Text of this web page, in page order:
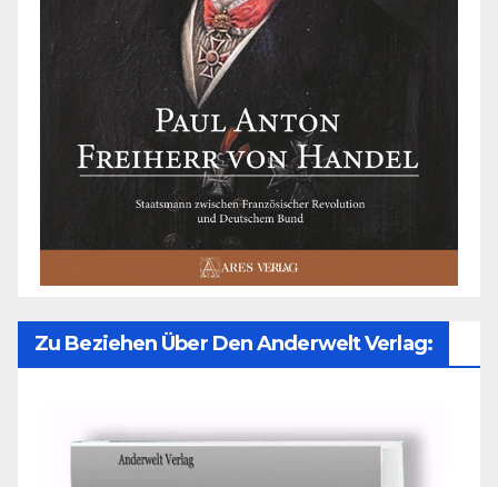
Zu Beziehen Über Den Anderwelt Verlag: